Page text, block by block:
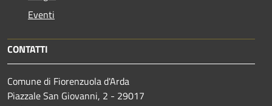
Eventi
CONTATTI
Comune di Fiorenzuola d'Arda
Piazzale San Giovanni, 2 - 29017